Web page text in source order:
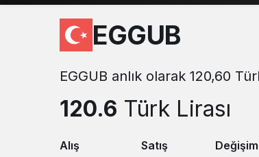
EGGUB
EGGUB anlık olarak 120,60
120.6 Türk Lirası
Alış
Satış
Değişim